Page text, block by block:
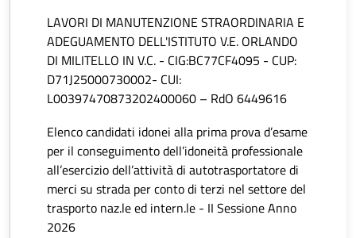
LAVORI DI MANUTENZIONE STRAORDINARIA E
ADEGUAMENTO DELL'ISTITUTO V.E. ORLANDO
DI MILITELLO IN V.C. - CIG:BC77CF4095 - CUP:
D71J25000730002- CUI:
L00397470873202400060 – RdO 6449616
Elenco candidati idonei alla prima prova d’esame
per il conseguimento dell’idoneità professionale
all’esercizio dell’attività di autotrasportatore di
merci su strada per conto di terzi nel settore del
trasporto naz.le ed intern.le - II Sessione Anno
2026